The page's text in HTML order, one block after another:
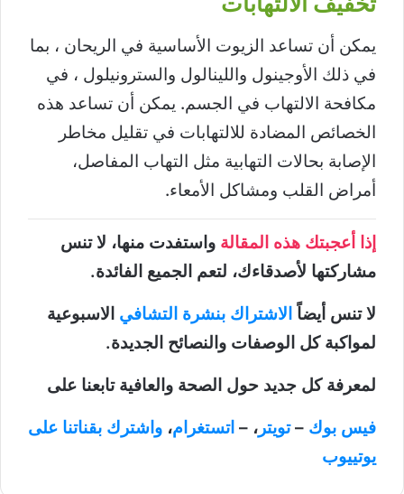
يمكن أن تساعد الزيوت الأساسية في الريحان ، بما
في ذلك الأوجينول واللينالول والسترونيلول ، في
مكافحة الالتهاب في الجسم. يمكن أن تساعد هذه
الخصائص المضادة للالتهابات في تقليل مخاطر
الإصابة بحالات التهابية مثل التهاب المفاصل،
أمراض القلب ومشاكل الأمعاء.
إذا أعجبتك هذه المقالة واستفدت منها، لا تنس
مشاركتها لأصدقاءك، لتعم الجميع الفائدة.
لا تنس أيضاً الاشتراك بنشرة التشافي الاسبوعية
لمواكبة كل الوصفات والنصائح الجديدة.
لمعرفة كل جديد حول الصحة والعافية تابعنا على
فيس بوك –تويتر ، – اتستغرام، واشترك بقناتنا على
يوتييوب